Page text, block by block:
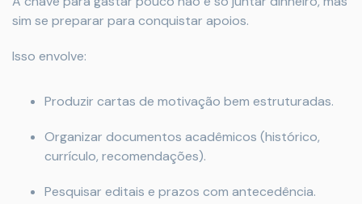
sim se preparar para conquistar apoios.
Isso envolve:
Produzir cartas de motivação bem estruturadas.
Organizar documentos acadêmicos (histórico,
currículo, recomendações).
Pesquisar editais e prazos com antecedência.